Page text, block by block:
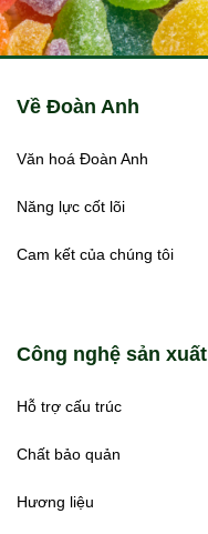
Về Đoàn Anh
Văn hoá Đoàn Anh
Năng lực cốt lõi
Cam kết của chúng tôi
Công nghệ sản xuất
Hỗ trợ cấu trúc
Chất bảo quản
Hương liệu